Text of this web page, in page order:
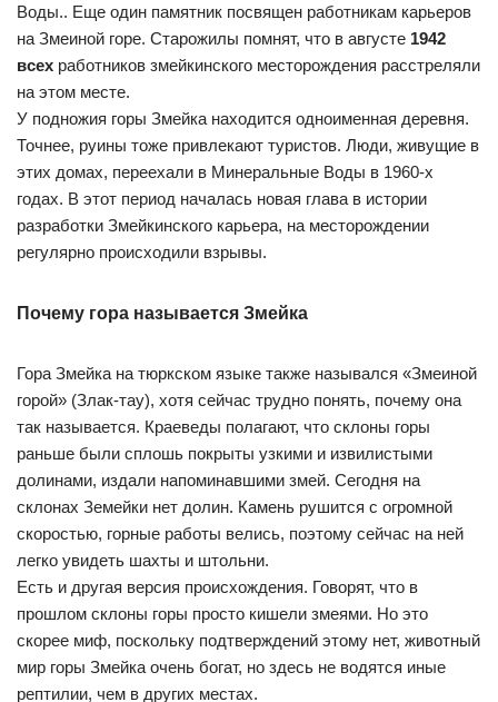
Воды.. Еще один памятник посвящен работникам карьеров
на Змеиной горе. Старожилы помнят, что в августе 1942
всех работников змейкинского месторождения расстреляли
на этом месте.
У подножия горы Змейка находится одноименная деревня.
Точнее, руины тоже привлекают туристов. Люди, живущие в
этих домах, переехали в Минеральные Воды в 1960-х
годах. В этот период началась новая глава в истории
разработки Змейкинского карьера, на месторождении
регулярно происходили взрывы.
Почему гора называется Змейка
Гора Змейка на тюркском языке также назывался «Змеиной
горой» (Злак-тау), хотя сейчас трудно понять, почему она
так называется. Краеведы полагают, что склоны горы
раньше были сплошь покрыты узкими и извилистыми
долинами, издали напоминавшими змей. Сегодня на
склонах Земейки нет долин. Камень рушится с огромной
скоростью, горные работы велись, поэтому сейчас на ней
легко увидеть шахты и штольни.
Есть и другая версия происхождения. Говорят, что в
прошлом склоны горы просто кишели змеями. Но это
скорее миф, поскольку подтверждений этому нет, животный
мир горы Змейка очень богат, но здесь не водятся иные
рептилии, чем в других местах.